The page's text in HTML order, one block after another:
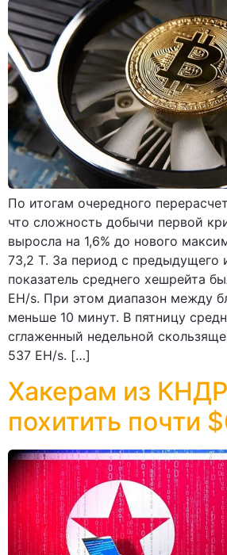
По итогам очередного
что сложность добычи первой
выросла на 1,6% до нового
73,2 Т. За период с предыдущего
показатель среднего хешрейта
EH/s. При этом диапазон между
меньше 10 минут. В пятницу
сглаженный недельной
537 EH/s. […]
Хакерам из
похитить почти